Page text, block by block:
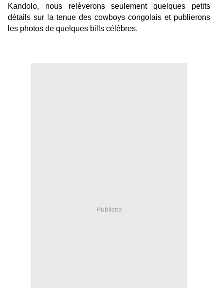
Kandolo, nous relèverons seulement quelques petits
détails sur la tenue des cowboys congolais et publierons
les photos de quelques bills célèbres.
Publicité